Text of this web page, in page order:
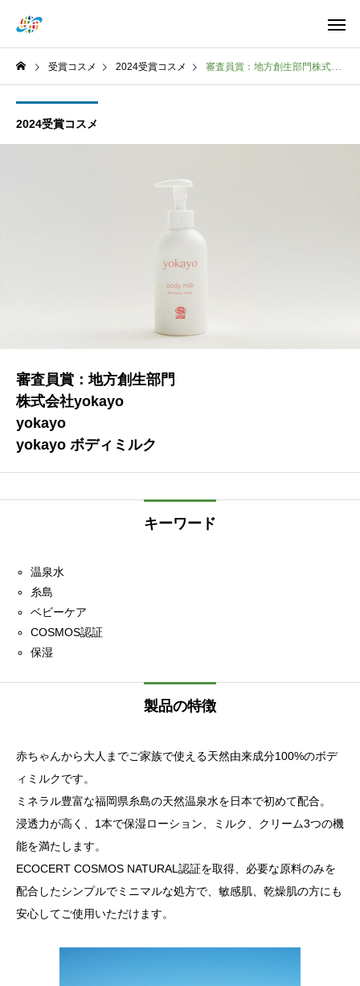
受賞コスメ 2024受賞コスメ 審査員賞：地方創生部門株式会社yokayoyokayoyokayo ボディミルク
2024受賞コスメ
審査員賞：地方創生部門
株式会社yokayo
yokayo
yokayo ボディミルク
キーワード
温泉水
糸島
ベビーケア
COSMOS認証
保湿
製品の特徴
赤ちゃんから大人までご家族で使える天然由来成分100%のボデ
ィミルクです。
ミネラル豊富な福岡県糸島の天然温泉水を日本で初めて配合。
浸透力が高く、1本で保湿ローション、ミルク、クリーム3つの機
能を満たします。
ECOCERT COSMOS NATURAL認証を取得、必要な原料のみを
配合したシンプルでミニマルな処方で、敏感肌、乾燥肌の方にも
安心してご使用いただけます。